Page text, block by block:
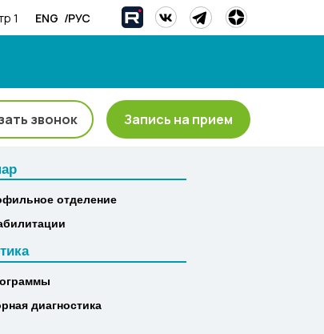
1 ENG РУС
/
Запись на прием
звонок
отделение
диагностика